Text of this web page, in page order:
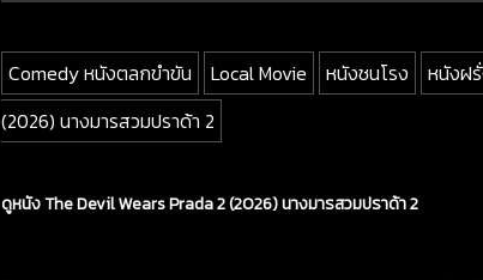
Comedy หนังตลกขำขัน Local Movie หนังชนโรง หนังฝ
(2026) นางมารสวมปราด้า 2
ดูหนัง The Devil Wears Prada 2 (2026) นางมารสวมปราด้า 2